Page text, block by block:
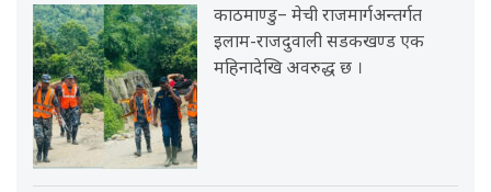
काठमाण्डु– मेची राजमार्गअन्तर्गत
इलाम-राजदुवाली सडकखण्ड एक
महिनादेखि अवरुद्ध छ ।